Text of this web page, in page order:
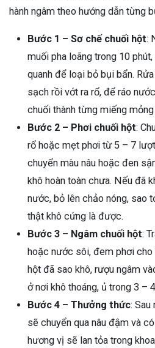
hành ngâm theo hướng dẫn từng
Bước 1 – Sơ chế chuối hột:
muối pha loãng trong 10
quanh để loại bỏ bụi bẩn.
sạch rồi vớt ra rổ, để ráo
chuối thành từng miếng
Bước 2 – Phơi chuối hột:
rổ hoặc mẹt phơi từ 5 – 7
chuyển màu nâu hoặc đen
khô hoàn toàn chưa. Nếu đã
nước, bỏ lên chảo nóng, sao
thật khô cứng là được.
Bước 3 – Ngâm chuối hột:
hoặc nước sôi, đem phơi cho
hột đã sao khô, rượu ngâm
ở nơi khô thoáng, ủ trong 3 –
Bước 4 – Thưởng thức: Sau
sẽ chuyển qua nâu đậm và
hương vị sẽ lan tỏa trong